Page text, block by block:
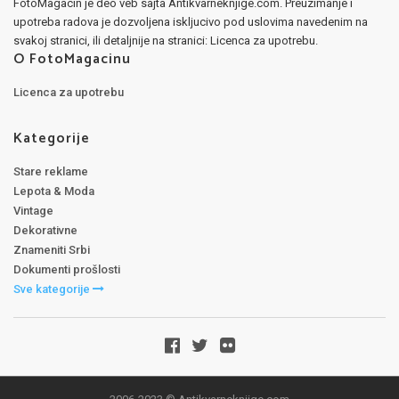
FotoMagacin je deo veb sajta Antikvarneknjige.com. Preuzimanje i
upotreba radova je dozvoljena iskljucivo pod uslovima navedenim na
svakoj stranici, ili detaljnije na stranici: Licenca za upotrebu.
O FotoMagacinu
Licenca za upotrebu
Kategorije
Stare reklame
Lepota & Moda
Vintage
Dekorativne
Znameniti Srbi
Dokumenti prošlosti
Sve kategorije